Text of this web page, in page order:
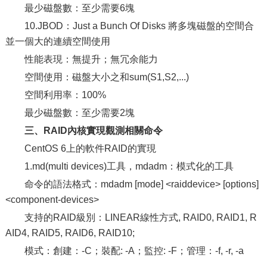
最少磁盤數：至少需要6塊
10.JBOD：Just a Bunch Of Disks 將多塊磁盤的空間合
並一個大的連續空間使用
性能表現：無提升；無冗余能力
空間使用：磁盤大小之和sum(S1,S2,...)
空間利用率：100%
最少磁盤數：至少需要2塊
三、RAID內核實現觀測相關命令
CentOS 6上的軟件RAID的實現
1.md(multi devices)工具，mdadm：模式化的工具
命令的語法格式：mdadm [mode] <raiddevice> [options]
<component-devices>
支持的RAID級別：LINEAR線性方式, RAID0, RAID1, R
AID4, RAID5, RAID6, RAID10;
模式：創建：-C；裝配: -A；監控: -F；管理：-f, -r, -a